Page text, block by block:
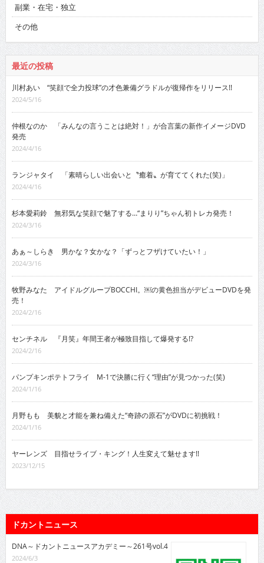
副業・在宅・独立
その他
最近の投稿
川村あい “笑顔で全力投球”の才色兼備グラドルが復帰作をリリース!!
2024/5/16
仲根なのか 「みんなの言うことは絶対！」が合言葉の新作イメージDVD
発売
2024/4/16
ランジャタイ 「素晴らしい出会いと〝癒着〟が育ててくれた(笑)」
2024/4/16
杉本愛莉鈴 無邪気な笑顔で魅了する…“まりり”ちゃん初トレカ発売！
2024/3/16
あぁ～しらき 男かな？女かな？「ずっとフザけていたい！」
2024/3/16
牧野みなた アイドルグループBOCCHI。￼の黄色担当がデビューDVDを発
売！
2024/2/16
センチネル 『月笑』年間王者が極致目指して爆発する!?
2024/2/16
パンプキンポテトフライ M-1で決勝に行く“理由”が見つかった(笑)
2024/1/16
月野もも 美貌と才能を兼ね備えた“奇跡の原石”がDVDに初挑戦！
2024/1/16
ヤーレンズ 目指せライブ・キング！人生変えて魅せます!!
2023/12/15
ドカントニュース
DNA～ドカントニュースアカデミー～261号vol.4
2024/6/3